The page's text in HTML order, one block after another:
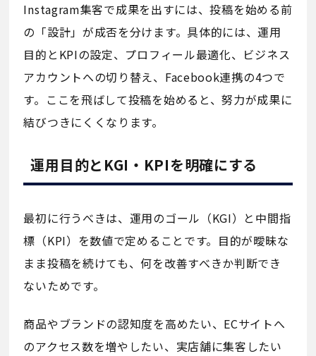
Instagram集客で成果を出すには、投稿を始める前
の「設計」が成否を分けます。具体的には、運用
目的とKPIの設定、プロフィール最適化、ビジネス
アカウントへの切り替え、Facebook連携の4つで
す。ここを飛ばして投稿を始めると、努力が成果に
結びつきにくくなります。
運用目的とKGI・KPIを明確にする
最初に行うべきは、運用のゴール（KGI）と中間指
標（KPI）を数値で定めることです。目的が曖昧な
まま投稿を続けても、何を改善すべきか判断でき
ないためです。
商品やブランドの認知度を高めたい、ECサイトへ
のアクセス数を増やしたい、実店舗に集客したい